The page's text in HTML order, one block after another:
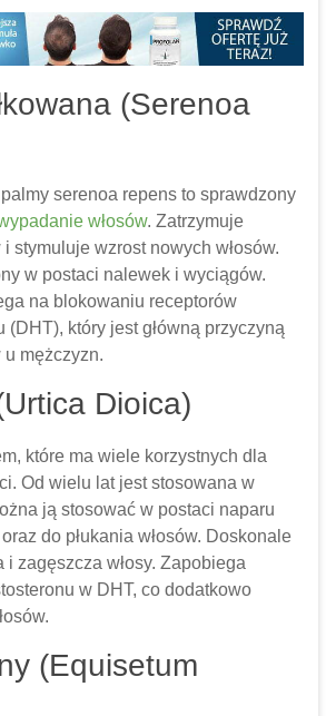
(Serenoa
serenoa repens to sprawdzony
włosów. Zatrzymuje
stymuluje wzrost nowych włosów.
w postaci nalewek i wyciągów.
na blokowaniu receptorów
(DHT), który jest główną przyczyną
u mężczyzn.
Dioica)
które ma wiele korzystnych dla
Od wielu lat jest stosowana w
ją stosować w postaci naparu
do płukania włosów. Doskonale
zagęszcza włosy. Zapobiega
w DHT, co dodatkowo
(Equisetum